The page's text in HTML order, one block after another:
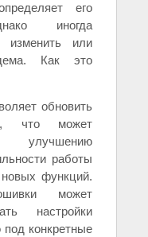
его
иногда
изменить или
Как это
обновить
что может
работы
функций.
может
настройки
под конкретные